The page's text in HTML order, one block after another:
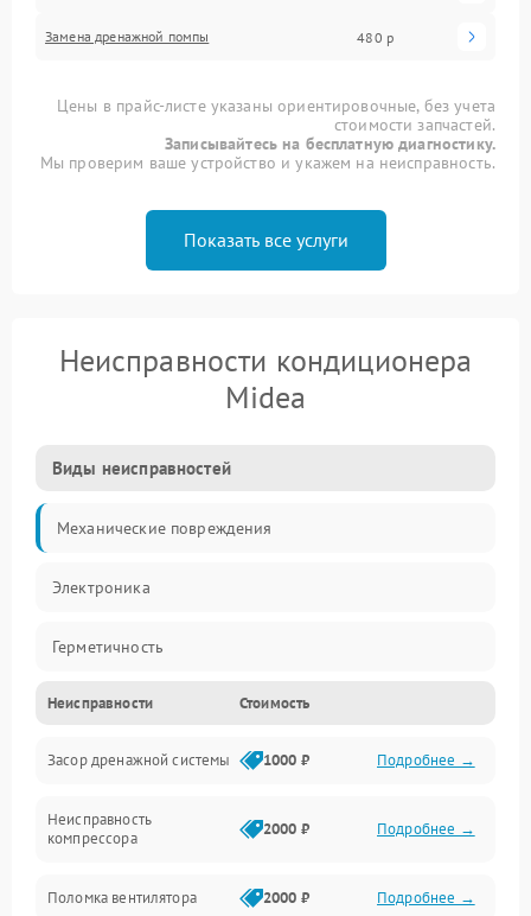
Замена дренажной помпы 480 р
Цены в прайс-листе указаны ориентировочные, без учета
стоимости запчастей.
Записывайтесь на бесплатную диагностику.
Мы проверим ваше устройство и укажем на неисправность.
Показать все услуги
Неисправности кондиционера
Midea
Виды неисправностей
Механические повреждения
Электроника
Герметичность
Механика
Управление
Электропитание
Неисправности Стоимость
Засор дренажной системы 1000 ₽ Подробнее →
Неисправность
компрессора
2000 ₽ Подробнее →
Поломка вентилятора 2000 ₽ Подробнее →